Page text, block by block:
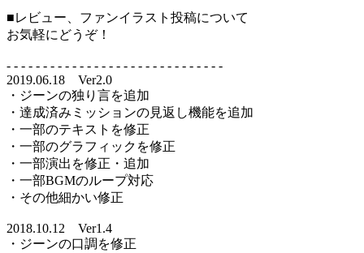
■レビュー、ファンイラスト投稿について
お気軽にどうぞ！
- - - - - - - - - - - - - - - - - - - - - - - - - - - - - -
2019.06.18 Ver2.0
・ジーンの独り言を追加
・達成済みミッションの見返し機能を追加
・一部のテキストを修正
・一部のグラフィックを修正
・一部演出を修正・追加
・一部BGMのループ対応
・その他細かい修正
2018.10.12 Ver1.4
・ジーンの口調を修正